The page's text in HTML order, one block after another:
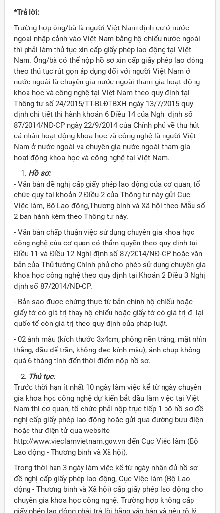
Việt Nam ở nước ngoài
*Trả lời:
Trường hợp ông/bà là người Việt Nam định cư ở nước
ngoài nhập cảnh vào Việt Nam bằng hộ chiếu nước ngoài
thì phải làm thủ tục xin cấp giấy phép lao động tại Việt
Nam. Ông/bà có thể nộp hồ sơ xin cấp giấy phép lao động
theo thủ tục rút gọn áp dụng đối với người Việt Nam ở
nước ngoài là chuyên gia nước ngoài tham gia hoạt động
khoa học và công nghệ tại Việt Nam theo quy định tại
Thông tư số 24/2015/TT-BLĐTBXH ngày 13/7/2015 quy
định chi tiết thi hành khoản 6 Điều 14 của Nghị định số
87/2014/NĐ-CP ngày 22/9/2014 của Chính phủ về thu hút
cá nhân hoạt động khoa học và công nghệ là người Việt
Nam ở nước ngoài và chuyên gia nước ngoài tham gia
hoạt động khoa học và công nghệ tại Việt Nam.
Hồ sơ:
- Văn bản đề nghị cấp giấy phép lao động của cơ quan, tổ
chức quy tại khoản 2 Điều 2 của Thông tư này gửi Cục
Việc làm, Bộ Lao động,Thương binh và Xã hội theo Mẫu số
2 ban hành kèm theo Thông tư này.
- Văn bản chấp thuận việc sử dụng chuyên gia khoa học
công nghệ của cơ quan có thẩm quyền theo quy định tại
Điều 11 và Điều 12 Nghị định số 87/2014/NĐ-CP hoặc văn
bản của Thủ tướng Chính phủ cho phép sử dụng chuyên gia
khoa học công nghệ theo quy định tại Khoản 2 Điều 3 Nghị
định số 87/2014/NĐ-CP.
- Bản sao được chứng thực từ bản chính hộ chiếu hoặc
giấy tờ có giá trị thay hộ chiếu hoặc giấy tờ có giá trị đi lại
quốc tế còn giá trị theo quy định của pháp luật.
- 02 ảnh màu (kích thước 3x4cm, phông nền trắng, mặt nhìn
thẳng, đầu để trần, không đeo kính màu), ảnh chụp không
quá 6 tháng tính đến thời điểm nộp hồ sơ.
Thủ tục:
Trước thời hạn ít nhất 10 ngày làm việc kể từ ngày chuyên
gia khoa học công nghệ dự kiến bắt đầu làm việc tại Việt
Nam thì cơ quan, tổ chức phải nộp trực tiếp 1 bộ hồ sơ đề
nghị cấp giấy phép lao động hoặc gửi qua đường bưu điện
hoặc thư điện tử qua website
http://www.vieclamvietnam.gov.vn đến Cục Việc làm (Bộ
Lao động - Thương binh và Xã hội).
Trong thời hạn 3 ngày làm việc kể từ ngày nhận đủ hồ sơ
đề nghị cấp giấy phép lao động, Cục Việc làm (Bộ Lao
động - Thương binh và Xã hội) cấp giấy phép lao động cho
chuyên gia khoa học công nghệ. Trường hợp không cấp
giấy phép lao động phải trả lời bằng văn bản và nêu rõ lý